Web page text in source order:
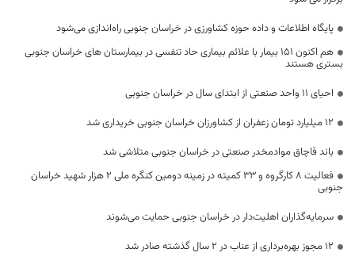
پایگاه اطلاعات و داده حوزه کشاورزی در خراسان جنوبی راه‌اندازی می‌شود
هم اکنون 151 بیمار با علائم بیماری حاد تنفسی در بیمارستان های خراسان جنوبی
بستری هستند
احیای ۱۱ واحد صنعتی از ابتدای سال در خراسان جنوبی
۱۲ میلیارد تومان زعفران از کشاورزان خراسان جنوبی خریداری شد
باند قاچاق موادمخدر صنعتی در خراسان جنوبی متلاشی شد
فعالیت ۸ کارگروه و ۳۳ کمیته در زمینه دومین کنگره ملی ۲ هزار شهید خراسان
جنوبی
سرمایه‌گذاران اهلیت‌دار در خراسان جنوبی حمایت می‌شوند
۱۲ مجوز بهره‌برداری از عناب در ۲ سال گذشته صادر شد